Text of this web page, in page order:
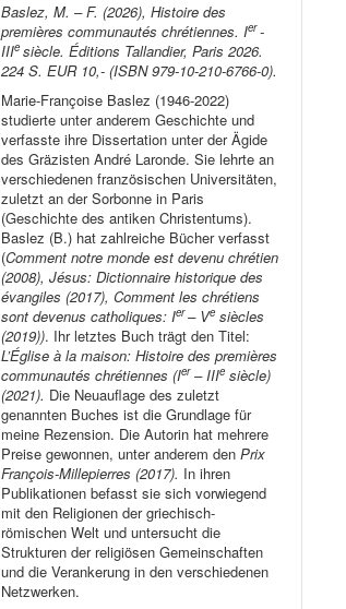
Baslez, M. – F. (2026), Histoire des
premières communautés chrétiennes. Ier-
IIIe siècle. Éditions Tallandier, Paris 2026.
224 S. EUR 10,- (ISBN 979-10-210-6766-0).
Marie-Françoise Baslez (1946-2022)
studierte unter anderem Geschichte und
verfasste ihre Dissertation unter der Ägide
des Gräzisten André Laronde. Sie lehrte an
verschiedenen französischen Universitäten,
zuletzt an der Sorbonne in Paris
(Geschichte des antiken Christentums).
Baslez (B.) hat zahlreiche Bücher verfasst
(Comment notre monde est devenu chrétien
(2008), Jésus: Dictionnaire historique des
évangiles (2017), Comment les chrétiens
sont devenus catholiques: Ier– Ve siècles
(2019)). Ihr letztes Buch trägt den Titel:
L’Église à la maison: Histoire des premières
communautés chrétiennes (Ier– IIIe siècle)
(2021). Die Neuauflage des zuletzt
genannten Buches ist die Grundlage für
meine Rezension. Die Autorin hat mehrere
Preise gewonnen, unter anderem denPrix
François-Millepierres (2017). In ihren
Publikationen befasst sie sich vorwiegend
mit den Religionen der griechisch-
römischen Welt und untersucht die
Strukturen der religiösen Gemeinschaften
und die Verankerung in den verschiedenen
Netzwerken.